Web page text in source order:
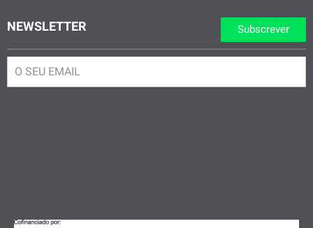
Subscrever
NEWSLETTER